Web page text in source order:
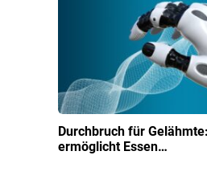
Durchbruch für
ermöglicht Essen…